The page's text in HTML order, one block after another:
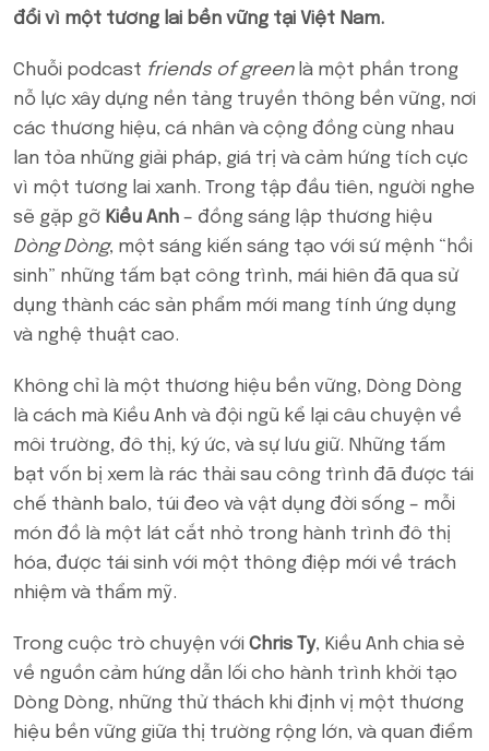
đổi vì một tương lai bền vững tại Việt Nam.
Chuỗi podcast friends of greenlà một phần trong
nỗ lực xây dựng nền tảng truyền thông bền vững, nơi
các thương hiệu, cá nhân và cộng đồng cùng nhau
lan tỏa những giải pháp, giá trị và cảm hứng tích cực
vì một tương lai xanh. Trong tập đầu tiên, người nghe
sẽ gặp gỡ Kiều Anh – đồng sáng lập thương hiệu
Dòng Dòng, một sáng kiến sáng tạo với sứ mệnh “hồi
sinh” những tấm bạt công trình, mái hiên đã qua sử
dụng thành các sản phẩm mới mang tính ứng dụng
và nghệ thuật cao.
Không chỉ là một thương hiệu bền vững, Dòng Dòng
là cách mà Kiều Anh và đội ngũ kể lại câu chuyện về
môi trường, đô thị, ký ức, và sự lưu giữ. Những tấm
bạt vốn bị xem là rác thải sau công trình đã được tái
chế thành balo, túi đeo và vật dụng đời sống – mỗi
món đồ là một lát cắt nhỏ trong hành trình đô thị
hóa, được tái sinh với một thông điệp mới về trách
nhiệm và thẩm mỹ.
Trong cuộc trò chuyện với Chris Ty, Kiều Anh chia sẻ
về nguồn cảm hứng dẫn lối cho hành trình khởi tạo
Dòng Dòng, những thử thách khi định vị một thương
hiệu bền vững giữa thị trường rộng lớn, và quan điểm